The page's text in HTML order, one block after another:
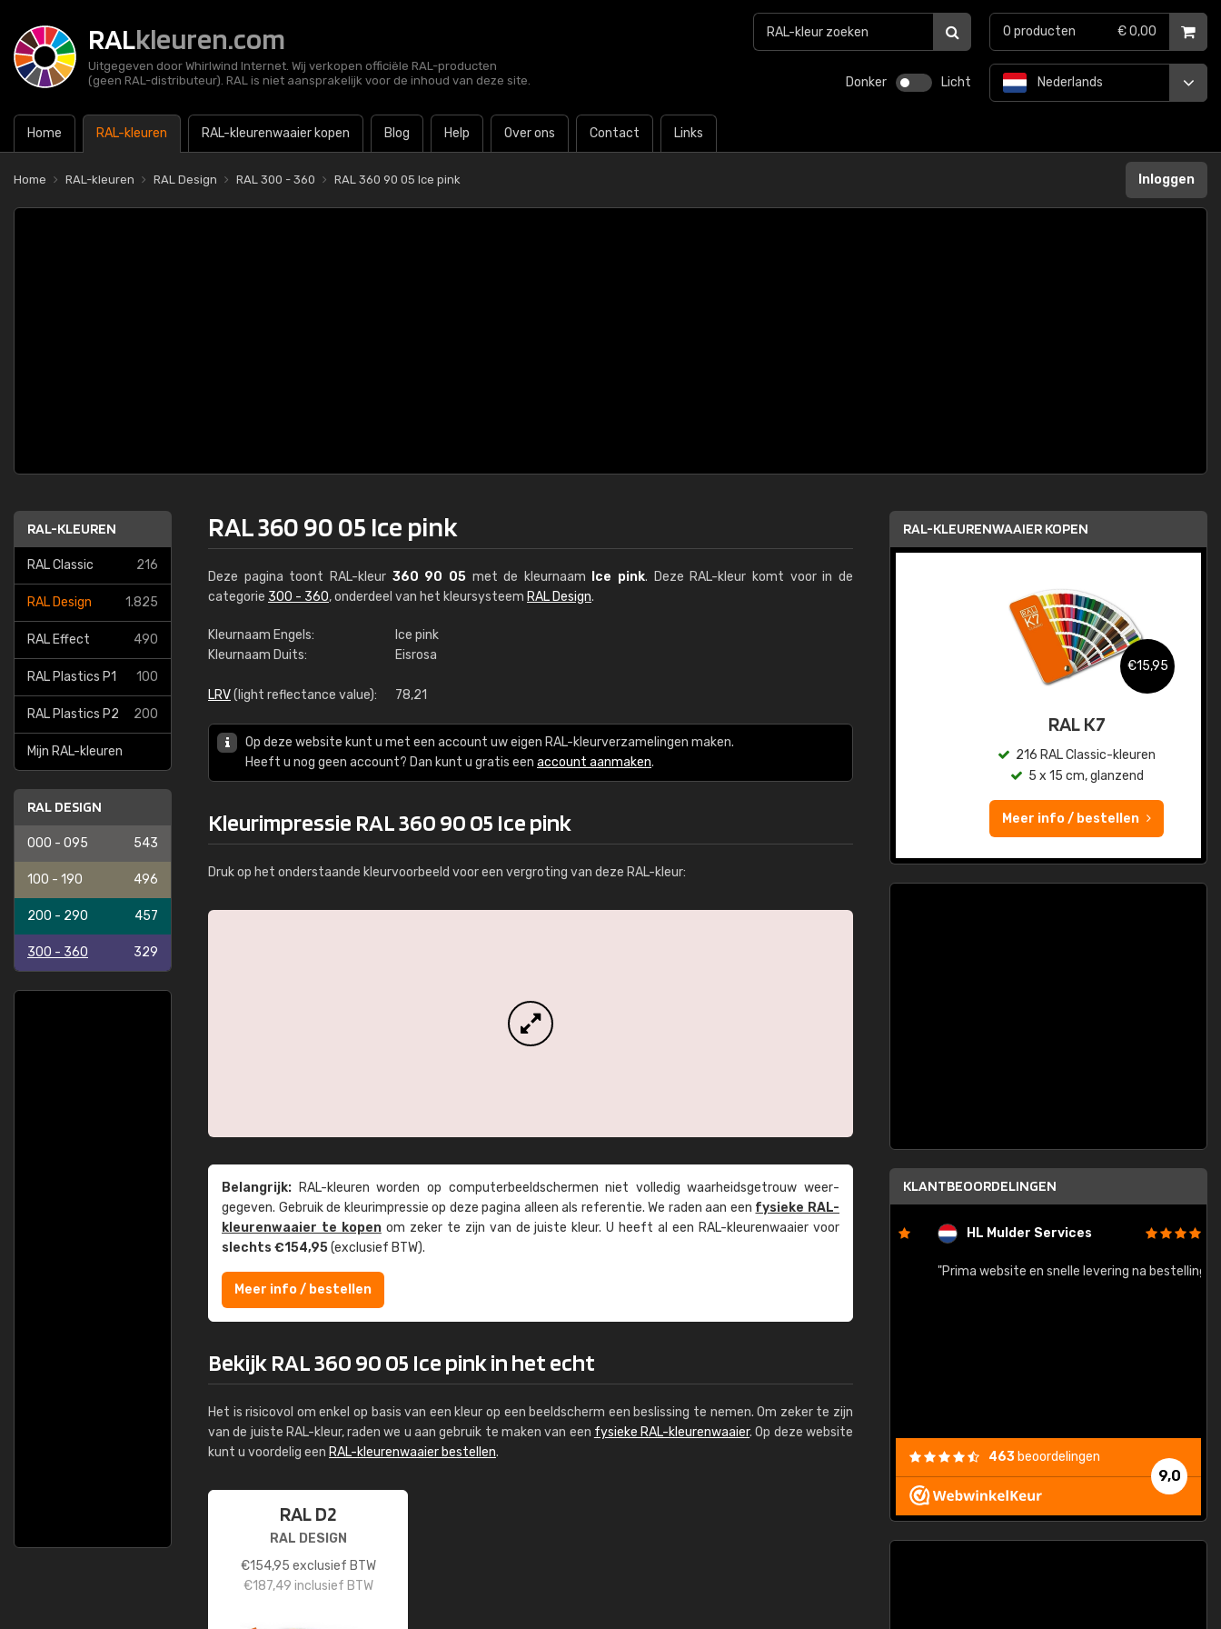
RALkleuren.com
Uitgegeven door Whirlwind Internet. Wij verkopen officiële RAL-producten
(geen RAL-distributeur). RAL is niet aansprakelijk voor de inhoud van deze site.
Donker Licht
Home RAL-kleuren RAL-kleurenwaaier kopen Blog Help Over ons Contact Links
Nederlands
0 producten € 0,00
Home RAL-kleuren RAL Design RAL 300 - 360 RAL 360 90 05 Ice pink Inloggen
RAL-KLEUREN
RAL Classic 216
RAL Design 1.825
RAL Effect 490
RAL Plastics P1 100
RAL Plastics P2 200
Mijn RAL-kleuren
RAL DESIGN
000 - 095 543
100 - 190 496
200 - 290 457
300 - 360 329
RAL 360 90 05 Ice pink
Deze pagina toont RAL-kleur 360 90 05met de kleurnaam Ice pink. Deze RAL-kleur komt voor in de
categorie 300 - 360, onderdeel van het kleursysteem RAL Design.
Kleurnaam Engels:
Ice pink
Kleurnaam Duits:
Eisrosa
LRV(light reflectance value): 78,21
Op deze website kunt u met een account uw eigen RAL-kleurverzamelingen maken.
Heeft u nog geen account? Dan kunt u gratis een account aanmaken.
Kleurimpressie RAL 360 90 05 Ice pink
Druk op het onderstaande kleurvoorbeeld voor een vergroting van deze RAL-kleur:
Belangrijk: RAL-kleuren worden op computer­beeld­schermen niet volledig waarheids­­getrouw weer­
gegeven. Gebruik de kleur­impressie op deze pagina alleen als referentie. We raden aan een fysieke RAL-
kleuren­waaier te kopenom zeker te zijn van de juiste kleur. U heeft al een RAL-kleuren­waaier voor
slechts €154,95(exclusief BTW).
Meer info / bestellen
Bekijk RAL 360 90 05 Ice pink in het echt
Het is risicovol om enkel op basis van een kleur op een beeldscherm een beslissing te nemen. Om zeker te zijn
van de juiste RAL-kleur, raden we u aan gebruik te maken van een fysieke RAL-kleurenwaaier. Op deze website
kunt u voordelig een RAL-kleurenwaaier bestellen.
RAL D2
RAL DESIGN
€154,95 exclusief BTW
€187,49 inclusief BTW
RAL-KLEURENWAAIER KOPEN
RAL K7 op waterbasis
€15,95
RAL K7
216 RAL Classic-kleuren
5 x 15 cm, glanzend
Meer info / bestellen
KLANTBEOORDELINGEN
Kambier BV HL Mulder Services
"Prima website en snelle levering na bestelling"
9,0
463 beoordelingen